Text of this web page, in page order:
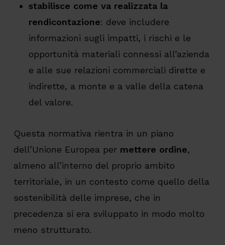
stabilisce come va realizzata la
rendicontazione: deve includere
informazioni sugli impatti, i rischi e le
opportunità materiali connessi all’azienda
e alle sue relazioni commerciali dirette e
indirette, a monte e a valle della catena
del valore.
Questa normativa rientra in un piano
dell’Unione Europea permettere ordine,
almeno all’interno del proprio ambito
territoriale, in un contesto come quello della
sostenibilità delle imprese, che in
precedenza si era sviluppato in modo molto
meno strutturato.